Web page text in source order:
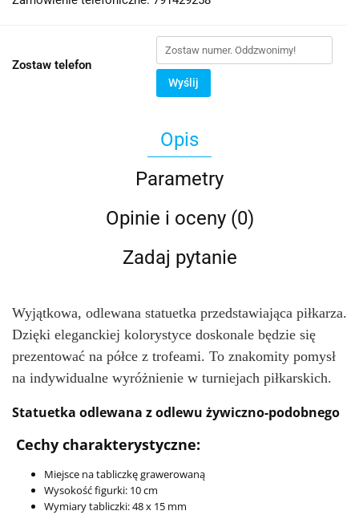
Zostaw telefon
Wyślij
Opis
Parametry
Opinie i oceny (0)
Zadaj pytanie
Wyjątkowa, odlewana statuetka przedstawiająca piłkarza.
Dzięki eleganckiej kolorystyce doskonale będzie się
prezentować na półce z trofeami. To znakomity pomysł
na indywidualne wyróżnienie w turniejach piłkarskich.
Statuetka odlewana z odlewu żywiczno-podobnego
Cechy charakterystyczne:
Miejsce na tabliczkę grawerowaną
Wysokość figurki: 10 cm
Wymiary tabliczki: 48 x 15 mm